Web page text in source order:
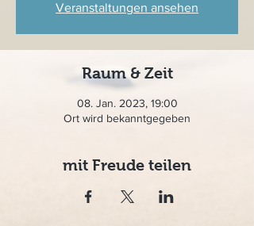
Veranstaltungen ansehen
Raum & Zeit
08. Jan. 2023, 19:00
Ort wird bekanntgegeben
mit Freude teilen